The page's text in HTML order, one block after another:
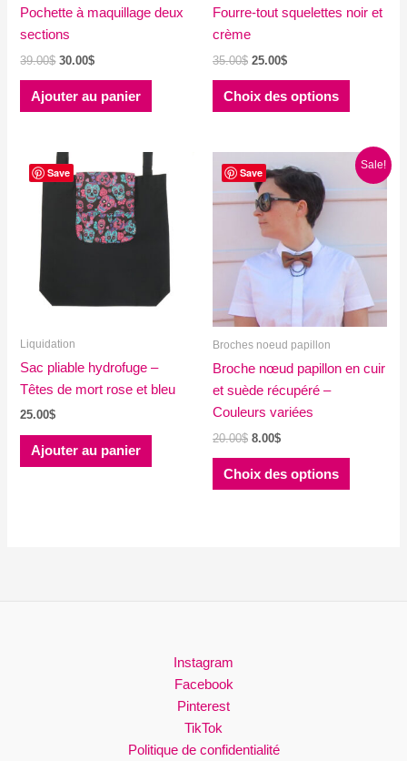
Pochette à maquillage deux
sections
39.00$ Le
initial
était :
30.00$Le
actuel
est :
Ajouter au panier
Fourre-tout squelettes noir et
crème
35.00$ Le
initial
était :
25.00$Le
actuel
est :
Choix des options
Ce
plusieurs
être
choisies
la
du
Save
Liquidation
Sac pliable hydrofuge –
Têtes de mort rose et bleu
25.00$
Ajouter au panier
Save
Sale!
Broches noeud papillon
Broche nœud papillon en cuir
et suède récupéré –
Couleurs variées
20.00$ Le
initial
était :
8.00$Le
actuel
est :
Choix des options
Ce
Instagram
Facebook
Pinterest
TikTok
Politique de confidentialité